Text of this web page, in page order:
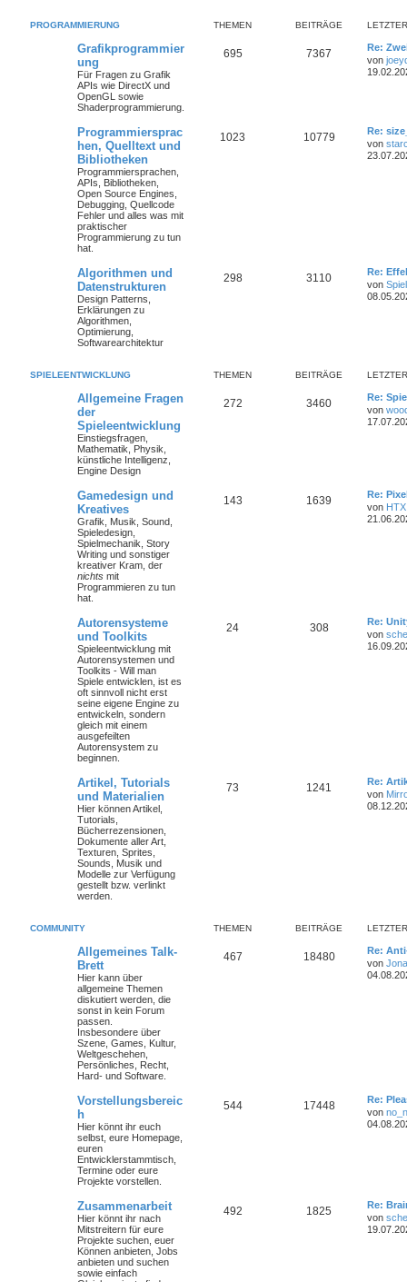
PROGRAMMIERUNG THEMEN BEITRÄGE
Grafikprogrammier
ung
Für Fragen zu Grafik
APIs wie DirectX und
OpenGL sowie
Shaderprogrammierung.
695 7367
Re:
von
Programmiersprac
hen, Quelltext und
Bibliotheken
Programmiersprachen,
APIs, Bibliotheken,
Open Source Engines,
Debugging, Quellcode
Fehler und alles was mit
praktischer
Programmierung zu tun
hat.
1023 10779
Re:
von
Algorithmen und
Datenstrukturen
Design Patterns,
Erklärungen zu
Algorithmen,
Optimierung,
Softwarearchitektur
298 3110
Re:
von
SPIELEENTWICKLUNG THEMEN BEITRÄGE
Allgemeine Fragen
der
Spieleentwicklung
Einstiegsfragen,
Mathematik, Physik,
künstliche Intelligenz,
Engine Design
272 3460
Re:
von
Gamedesign und
Kreatives
Grafik, Musik, Sound,
Spieledesign,
Spielmechanik, Story
Writing und sonstiger
kreativer Kram, der
nichts mit
Programmieren zu tun
hat.
143 1639
Re:
von HTX
Autorensysteme
und Toolkits
Spieleentwicklung mit
Autorensystemen und
Toolkits - Will man
Spiele entwicklen, ist es
oft sinnvoll nicht erst
seine eigene Engine zu
entwickeln, sondern
gleich mit einem
ausgefeilten
Autorensystem zu
beginnen.
24 308
Re:
von
Artikel, Tutorials
und Materialien
Hier können Artikel,
Tutorials,
Bücherrezensionen,
Dokumente aller Art,
Texturen, Sprites,
Sounds, Musik und
Modelle zur Verfügung
gestellt bzw. verlinkt
werden.
73 1241
Re:
von
COMMUNITY THEMEN BEITRÄGE
Allgemeines Talk-
Brett
Hier kann über
allgemeine Themen
diskutiert werden, die
sonst in kein Forum
passen.
Insbesondere über
Szene, Games, Kultur,
Weltgeschehen,
Persönliches, Recht,
Hard- und Software.
467 18480
Re:
von
Vorstellungsbereic
h
Hier könnt ihr euch
selbst, eure Homepage,
euren
Entwicklerstammtisch,
Termine oder eure
Projekte vorstellen.
544 17448
Re:
von
Zusammenarbeit
Hier könnt ihr nach
Mitstreitern für eure
Projekte suchen, euer
Können anbieten, Jobs
anbieten und suchen
sowie einfach
492 1825
Re:
von